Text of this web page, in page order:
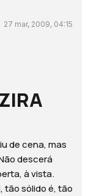
27 mar, 2009, 04:15
de cena, mas
descerá
à vista.
tão sólido é, tão